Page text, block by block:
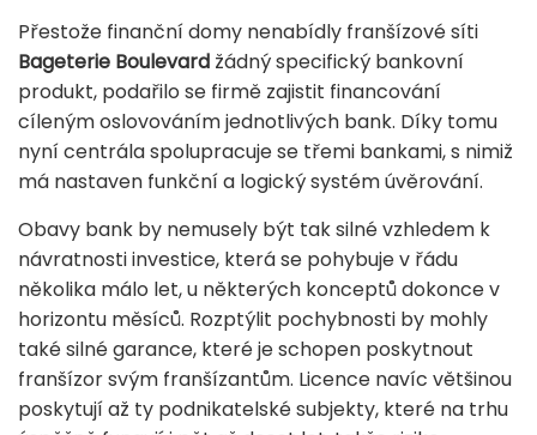
Přestože finanční domy nenabídly franšízové síti
Bageterie Boulevard žádný specifický bankovní
produkt, podařilo se firmě zajistit financování
cíleným oslovováním jednotlivých bank. Díky tomu
nyní centrála spolupracuje se třemi bankami, s nimiž
má nastaven funkční a logický systém úvěrování.
Obavy bank by nemusely být tak silné vzhledem k
návratnosti investice, která se pohybuje v řádu
několika málo let, u některých konceptů dokonce v
horizontu měsíců. Rozptýlit pochybnosti by mohly
také silné garance, které je schopen poskytnout
franšízor svým franšízantům. Licence navíc většinou
poskytují až ty podnikatelské subjekty, které na trhu